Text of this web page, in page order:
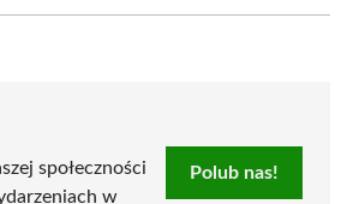
społeczności
w
Polub nas!